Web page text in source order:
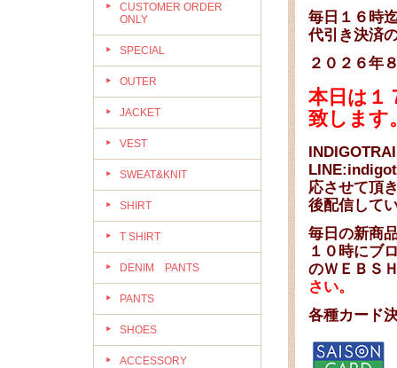
CUSTOMER ORDER
ONLY
SPECIAL
OUTER
JACKET
VEST
SWEAT&KNIT
SHIRT
T SHIRT
DENIM PANTS
PANTS
SHOES
ACCESSORY
毎日１６時
代引き決済
２０２６年
本日は１
致します
応させて頂
後配信して
毎日の新商
１０時にブ
のＷＥＢＳ
さい。
各種カード